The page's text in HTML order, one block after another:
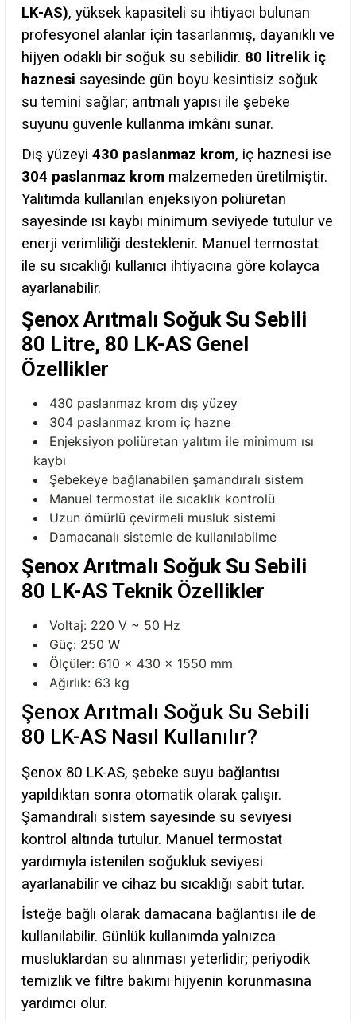
LK-AS), yüksek kapasiteli su ihtiyacı bulunan
profesyonel alanlar için tasarlanmış, dayanıklı ve
hijyen odaklı bir soğuk su sebilidir. 80 litrelik iç
haznesi sayesinde gün boyu kesintisiz soğuk
su temini sağlar; arıtmalı yapısı ile şebeke
suyunu güvenle kullanma imkânı sunar.
Dış yüzeyi 430 paslanmaz krom, iç haznesi ise
304 paslanmaz krom malzemeden üretilmiştir.
Yalıtımda kullanılan enjeksiyon poliüretan
sayesinde ısı kaybı minimum seviyede tutulur ve
enerji verimliliği desteklenir. Manuel termostat
ile su sıcaklığı kullanıcı ihtiyacına göre kolayca
ayarlanabilir.
Şenox Arıtmalı Soğuk Su Sebili
80 Litre, 80 LK-AS Genel
Özellikler
430 paslanmaz krom dış yüzey
304 paslanmaz krom iç hazne
Enjeksiyon poliüretan yalıtım ile minimum ısı
kaybı
Şebekeye bağlanabilen şamandıralı sistem
Manuel termostat ile sıcaklık kontrolü
Uzun ömürlü çevirmeli musluk sistemi
Damacanalı sistemle de kullanılabilme
Şenox Arıtmalı Soğuk Su Sebili
80 LK-AS Teknik Özellikler
Voltaj: 220 V ~ 50 Hz
Güç: 250 W
Ölçüler: 610 x 430 x 1550 mm
Ağırlık: 63 kg
Şenox Arıtmalı Soğuk Su Sebili
80 LK-AS Nasıl Kullanılır?
Şenox 80 LK-AS, şebeke suyu bağlantısı
yapıldıktan sonra otomatik olarak çalışır.
Şamandıralı sistem sayesinde su seviyesi
kontrol altında tutulur. Manuel termostat
yardımıyla istenilen soğukluk seviyesi
ayarlanabilir ve cihaz bu sıcaklığı sabit tutar.
İsteğe bağlı olarak damacana bağlantısı ile de
kullanılabilir. Günlük kullanımda yalnızca
musluklardan su alınması yeterlidir; periyodik
temizlik ve filtre bakımı hijyenin korunmasına
yardımcı olur.